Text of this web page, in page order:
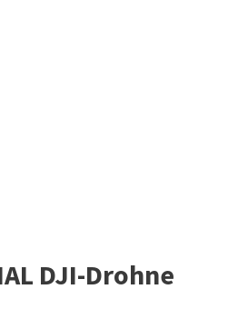
DJI-Drohne